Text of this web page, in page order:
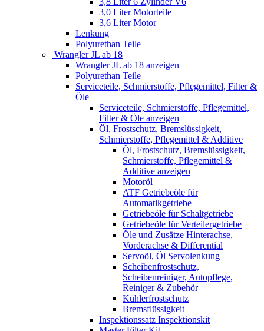
3,0 Liter Motorteile
3,6 Liter Motor
Lenkung
Polyurethan Teile
Wrangler JL ab 18
Wrangler JL ab 18 anzeigen
Polyurethan Teile
Serviceteile, Schmierstoffe, Pflegemittel, Filter &
Öle
Serviceteile, Schmierstoffe, Pflegemittel,
Filter & Öle anzeigen
Öl, Frostschutz, Bremslüssigkeit,
Schmierstoffe, Pflegemittel & Additive
Öl, Frostschutz, Bremslüssigkeit,
Schmierstoffe, Pflegemittel &
Additive anzeigen
Motoröl
ATF Getriebeöle für
Automatikgetriebe
Getriebeöle für Schaltgetriebe
Getriebeöle für Verteilergetriebe
Öle und Zusätze Hinterachse,
Vorderachse & Differential
Servoöl, Öl Servolenkung
Scheibenfrostschutz,
Scheibenreiniger, Autopflege,
Reiniger & Zubehör
Kühlerfrostschutz
Bremsflüssigkeit
Inspektionssatz Inspektionskit